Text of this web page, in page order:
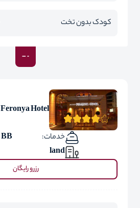
کودک بدون تخت
Feronya Hotel
خدمات:
BB با صبحانه
land
رزرو رایگان